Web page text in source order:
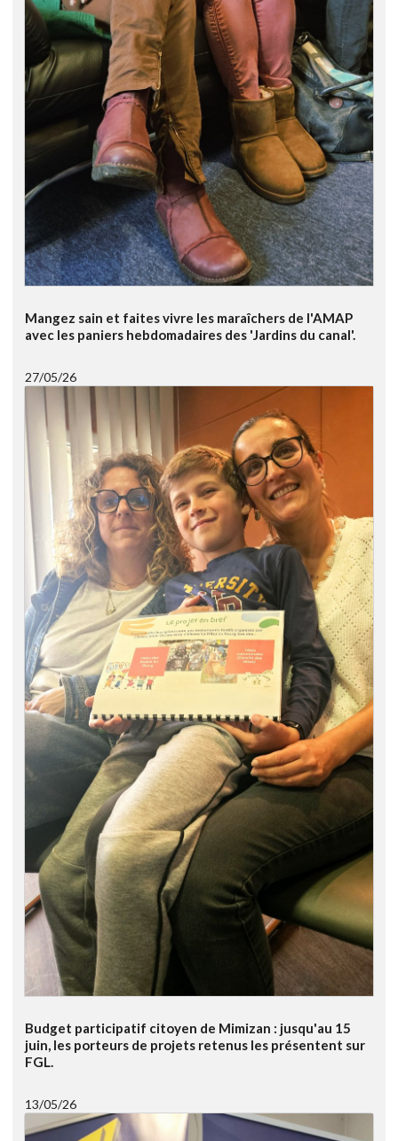
Mangez sain et faites vivre les maraîchers de l'AMAP
avec les paniers hebdomadaires des 'Jardins du canal'.
27/05/26
Budget participatif citoyen de Mimizan : jusqu'au 15
juin, les porteurs de projets retenus les présentent sur
FGL.
13/05/26